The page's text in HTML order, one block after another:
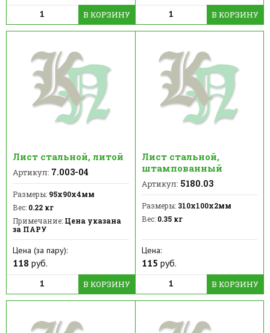
В КОРЗИНУ В КОРЗИНУ
Лист стальной, литой
Артикул: 7.003-04
Размеры: 95х90х4мм
Вес: 0.22 кг
Примечание: Цена указана
за ПАРУ
Цена (за пару):
118 руб.
В КОРЗИНУ
Лист стальной,
штампованный
Артикул: 5180.03
Размеры:310х100х2мм
Вес:0.35 кг
Цена:
115 руб.
В КОРЗИНУ